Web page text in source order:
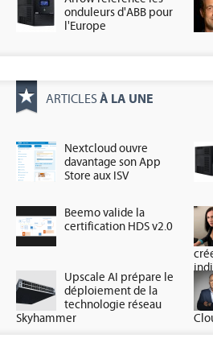
onduleurs d'ABB pour
l'Europe
ARTICLES À LA UNE
Nextcloud ouvre
davantage son App
Store aux ISV
Beemo valide la
certification HDS v2.0
Upscale AI prépare le
déploiement de la
technologie réseau
Skyhammer